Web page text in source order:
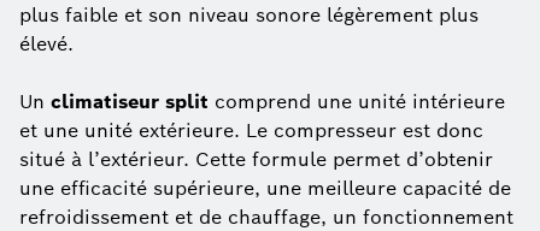
plus faible et son niveau sonore légèrement plus
élevé.
Un climatiseur split comprend une unité intérieure
et une unité extérieure. Le compresseur est donc
situé à l’extérieur. Cette formule permet d’obtenir
une efficacité supérieure, une meilleure capacité de
refroidissement et de chauffage, un fonctionnement